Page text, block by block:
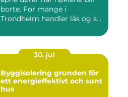
borte. For mange i
Trondheim handler lås og s...
30. jul
Byggisolering grunden för
ett energieffektivt och sunt
hus